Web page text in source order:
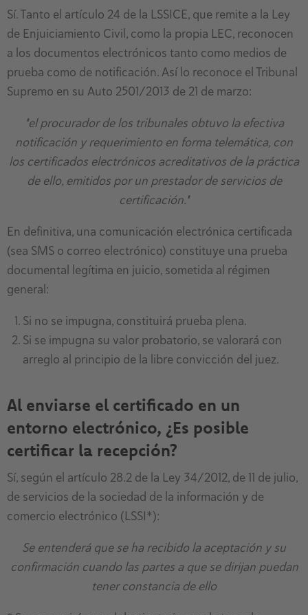
Sí. Tanto el artículo 24 de la LSSICE, que remite a la Ley
de Enjuiciamiento Civil, como la propia LEC, reconocen
a los documentos electrónicos tanto como medios de
prueba como de notificación. Así lo reconoce el Tribunal
Supremo en su Auto 2501/2013 de 21 de marzo:
"el procurador de los tribunales obtuvo la efectiva
notificación y requerimiento en forma telemática, con
los certificados electrónicos acreditativos de la práctica
de ello, emitidos por un prestador de servicios de
certificación."
En definitiva, una comunicación electrónica certificada
(sea SMS o correo electrónico) constituye una prueba
documental legítima en juicio, sometida al régimen
general:
Si no se impugna, constituirá prueba plena.
Si se impugna su valor probatorio, se valorará con
arreglo al principio de la libre convicción del juez.
Al enviarse el certificado en un
entorno electrónico, ¿Es posible
certificar la recepción?
Sí, según el artículo 28.2 de la Ley 34/2012, de 11 de julio,
de servicios de la sociedad de la información y de
comercio electrónico (LSSI*):
Se entenderá que se ha recibido la aceptación y su
confirmación cuando las partes a que se dirijan puedan
tener constancia de ello